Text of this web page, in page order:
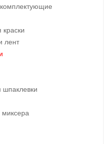
лент
шпаклевки
миксера